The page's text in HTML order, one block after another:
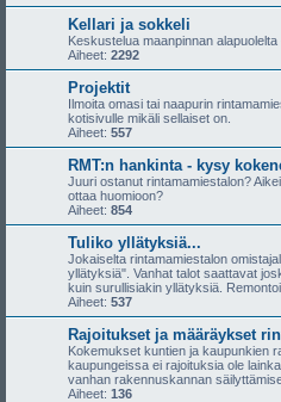
Kellari ja sokkeli
Keskustelua maanpinnan
Aiheet: 2292
Projektit
Ilmoita omasi tai naapurin
kotisivulle mikäli sellaiset on.
Aiheet: 557
RMT:n hankinta - kysy
Juuri ostanut rintamamiestalon?
ottaa huomioon?
Aiheet: 854
Tuliko yllätyksiä...
Jokaiselta rintamamiestalon
yllätyksiä". Vanhat talot saattavat
kuin surullisiakin yllätyksiä.
Aiheet: 537
Rajoitukset ja määräykset
Kokemukset kuntien ja kaupunkien
kaupungeissa ei rajoituksia ole
vanhan rakennuskannan
Aiheet: 136